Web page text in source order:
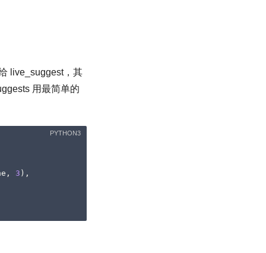
live_suggest，其
用最简单的
, 3 ),